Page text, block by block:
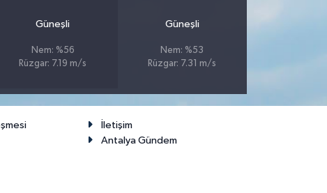
Güneşli
Nem: %56
Rüzgar: 7.19 m/s
Güneşli
Nem: %53
Rüzgar: 7.31 m/s
İletişim
Antalya Gündem